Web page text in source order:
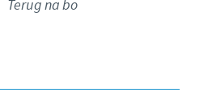
Terug na bo